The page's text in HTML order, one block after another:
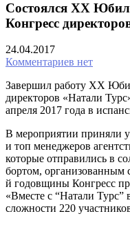
Состоялся ХХ
Конгресс
24.04.2017
Комментариев нет
Завершил работу ХХ
директоров «Натали
апреля 2017 года в
В мероприятии приняли
и топ менеджеров
которые отправились в
бортом, организованным
й годовщины Конгресс
«Вместе с “Натали
сложности 220